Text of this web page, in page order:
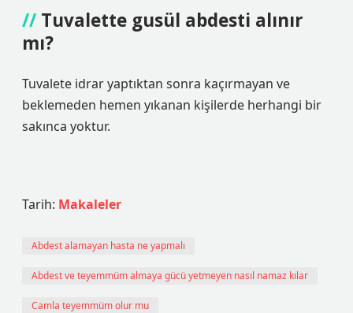
Tuvalette gusül abdesti alınır
mı?
Tuvalete idrar yaptıktan sonra kaçırmayan ve
beklemeden hemen yıkanan kişilerde herhangi bir
sakınca yoktur.
Tarih: Makaleler
Abdest alamayan hasta ne yapmalı
Abdest ve teyemmüm almaya gücü yetmeyen nasıl namaz kılar
Camla teyemmüm olur mu